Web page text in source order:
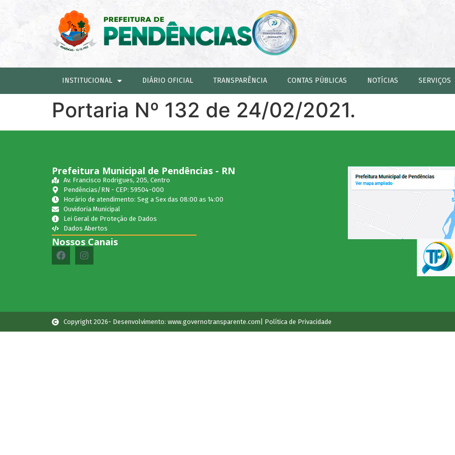
INSTITUCIONAL DIÁRIO OFICIAL TRANSPARÊNCIA CONTAS PÚBLICAS NOTÍCIAS SERVIÇOS
Portaria Nº 132 de 24/02/2021.
Prefeitura Municipal de Pendências - RN
Av. Francisco Rodrigues, 205, Centro
Pendências/RN - CEP: 59504-000
Horário de atendimento: Seg a Sex das 08:00 as 14:00
Ouvidoria Municipal
Lei Geral de Proteção de Dados
Dados Abertos
Nossos Canais
Copyright 2026- Desenvolvimento: www.governotransparente.com | Política de Privacidade